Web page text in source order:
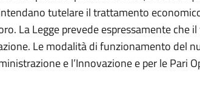
tutelare il trattamento
La Legge prevede espressamente
Le modalità di funzionamento del
e l’Innovazione e per le Pari